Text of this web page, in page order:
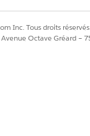
Modèle
Identification
Inc. Tous droits
Octave Gréard –